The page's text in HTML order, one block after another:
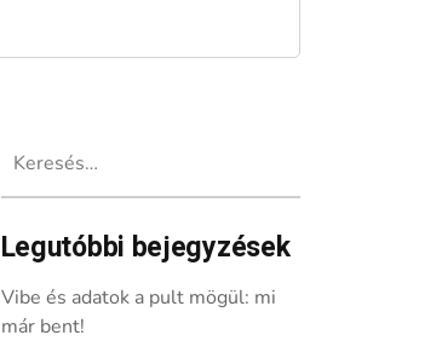
Legutóbbi bejegyzések
Vibe és adatok a pult mögül: mi
már bent!